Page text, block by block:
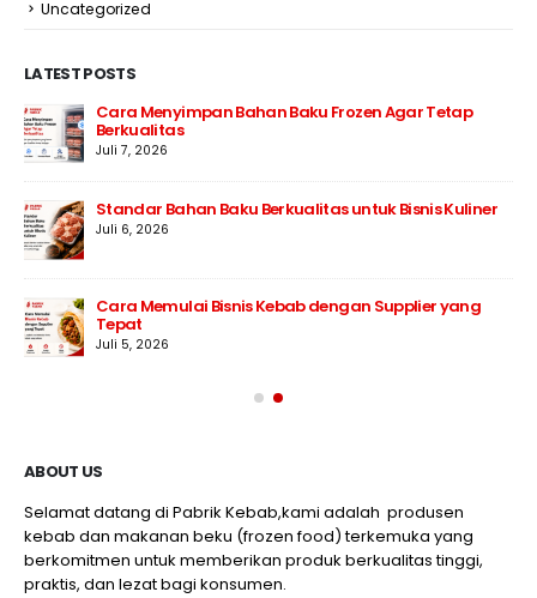
Uncategorized
LATEST POSTS
Cara Menyimpan Bahan Baku Frozen Agar Tetap
Berkualitas
Juli 7, 2026
Standar Bahan Baku Berkualitas untuk Bisnis Kuliner
Juli 6, 2026
Cara Memulai Bisnis Kebab dengan Supplier yang
Tepat
Juli 5, 2026
ABOUT US
Selamat datang di Pabrik Kebab,kami adalah produsen
kebab dan makanan beku (frozen food) terkemuka yang
berkomitmen untuk memberikan produk berkualitas tinggi,
praktis, dan lezat bagi konsumen.